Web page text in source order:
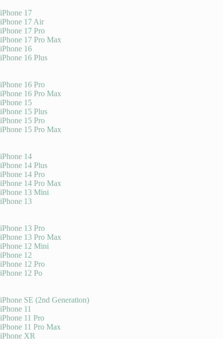
iPhone 17
iPhone 17 Air
iPhone 17 Pro
iPhone 17 Pro Max
iPhone 16
iPhone 16 Plus
iPhone 16 Pro
iPhone 16 Pro Max
iPhone 15
iPhone 15 Plus
iPhone 15 Pro
iPhone 15 Pro Max
iPhone 14
iPhone 14 Plus
iPhone 14 Pro
iPhone 14 Pro Max
iPhone 13 Mini
iPhone 13
iPhone 13 Pro
iPhone 13 Pro Max
iPhone 12 Mini
iPhone 12
iPhone 12 Pro
iPhone 12 Po
iPhone SE (2nd Generation)
iPhone 11
iPhone 11 Pro
iPhone 11 Pro Max
iPhone XR